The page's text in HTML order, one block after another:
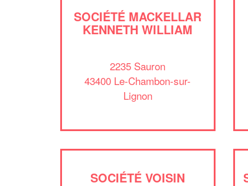
SOCIÉTÉ MACKELLAR
KENNETH WILLIAM
2235 Sauron
43400 Le-Chambon-sur-
Lignon
SOCIÉTÉ VOISIN